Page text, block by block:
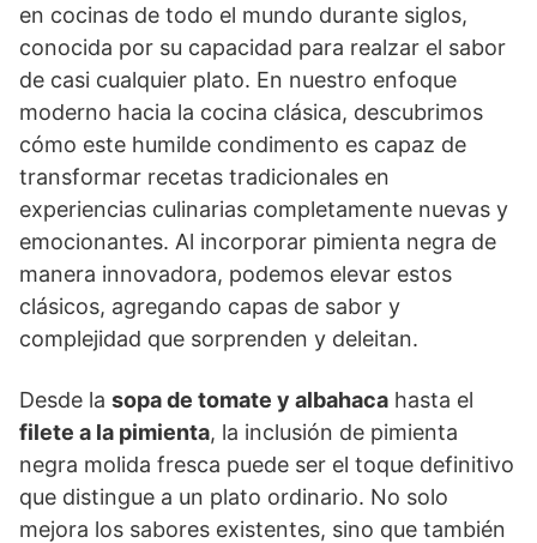
en cocinas de todo el mundo durante siglos,
conocida por su capacidad para realzar el sabor
de casi cualquier plato. En nuestro enfoque
moderno hacia la cocina clásica, descubrimos
cómo este humilde condimento es capaz de
transformar recetas tradicionales en
experiencias culinarias completamente nuevas y
emocionantes. Al incorporar pimienta negra de
manera innovadora, podemos elevar estos
clásicos, agregando capas de sabor y
complejidad que sorprenden y deleitan.
Desde la sopa de tomate y albahaca hasta el
filete a la pimienta, la inclusión de pimienta
negra molida fresca puede ser el toque definitivo
que distingue a un plato ordinario. No solo
mejora los sabores existentes, sino que también